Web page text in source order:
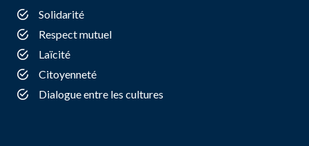
Solidarité
Respect mutuel
Laïcité
Citoyenneté
Dialogue entre les cultures